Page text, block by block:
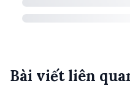
Bài viết liên